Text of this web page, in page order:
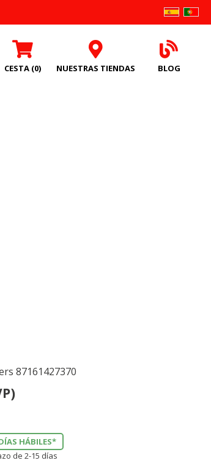
CESTA (0) NUESTRAS TIENDAS BLOG
87161427370
HÁBILES*
de 2-15 días